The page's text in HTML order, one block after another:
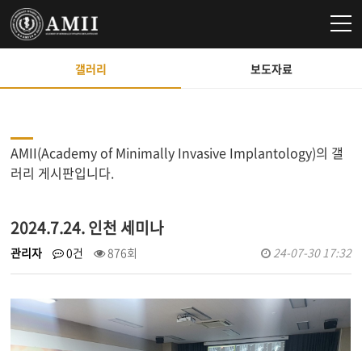
갤러리 보도자료
AMII(Academy of Minimally Invasive Implantology)의 갤
러리 게시판입니다.
2024.7.24. 인천 세미나
관리자 0건 876회 24-07-30 17:32